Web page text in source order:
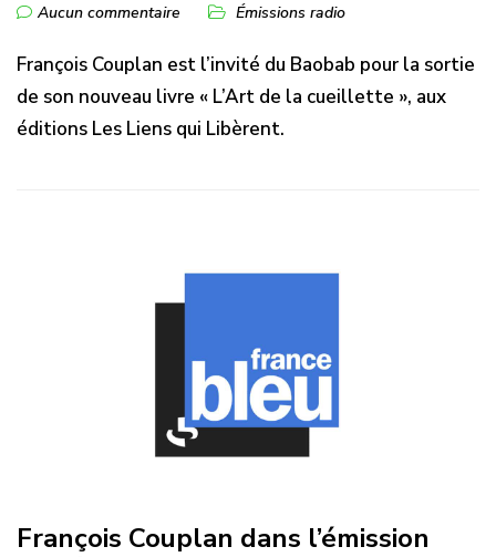
Aucun commentaire
Émissions radio
François Couplan est l’invité du Baobab pour la sortie
de son nouveau livre « L’Art de la cueillette », aux
éditions Les Liens qui Libèrent.
François Couplan dans l’émission